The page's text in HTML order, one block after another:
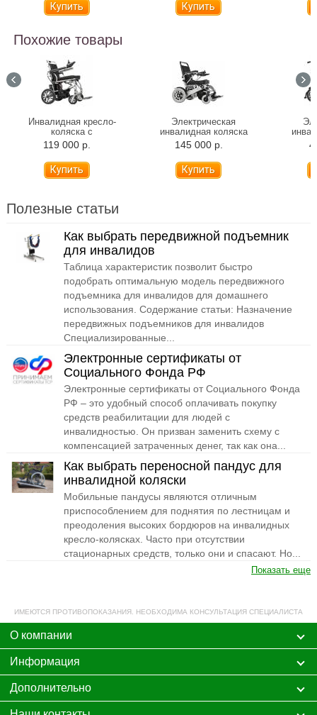
Похожие товары
Инвалидная кресло-
коляска с
электроприводом Ortonica
Pulse 620 (складная)
119 000 р.
Электрическая
инвалидная коляска
Ortonica Pulse 640
(складная)
145 000 р.
Полезные статьи
Как выбрать передвижной подъемник
для инвалидов
Таблица характеристик позволит быстро
подобрать оптимальную модель передвижного
подъемника для инвалидов для домашнего
использования. Содержание статьи: Назначение
передвижных подъемников для инвалидов
Специализированные...
Электронные сертификаты от
Социального Фонда РФ
Электронные сертификаты от Социального Фонда
РФ – это удобный способ оплачивать покупку
средств реабилитации для людей с
инвалидностью. Он призван заменить схему с
компенсацией затраченных денег, так как она...
Как выбрать переносной пандус для
инвалидной коляски
Мобильные пандусы являются отличным
приспособлением для поднятия по лестницам и
преодоления высоких бордюров на инвалидных
кресло-колясках. Часто при отсутствии
стационарных средств, только они и спасают. Но...
Показать еще
ИМЕЮТСЯ ПРОТИВОПОКАЗАНИЯ. НЕОБХОДИМА КОНСУЛЬТАЦИЯ СПЕЦИАЛИСТА
О компании
Информация
Дополнительно